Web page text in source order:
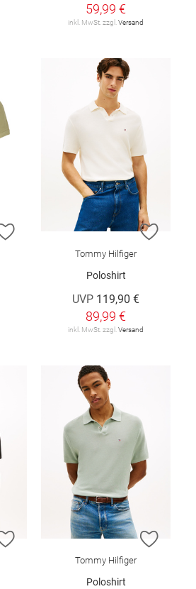
59,99 €
inkl. MwSt. zzgl. Versand
ZUR WUNSCHLISTE HINZUFÜGEN
ZUR
Tommy Hilfiger
Poloshirt
UVP 119,90 €
89,99 €
inkl. MwSt. zzgl. Versand
ZUR WUNSCHLISTE HINZUFÜGEN
ZUR
Tommy Hilfiger
Poloshirt